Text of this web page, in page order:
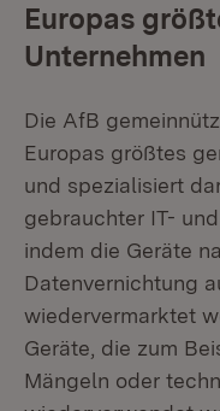
Europas
Unternehmen
Die AfB
Europas größtes
und spezialisiert
gebrauchter IT-
indem die Geräte
Datenvernichtung
wiedervermarktet
Geräte, die zum
Mängeln oder